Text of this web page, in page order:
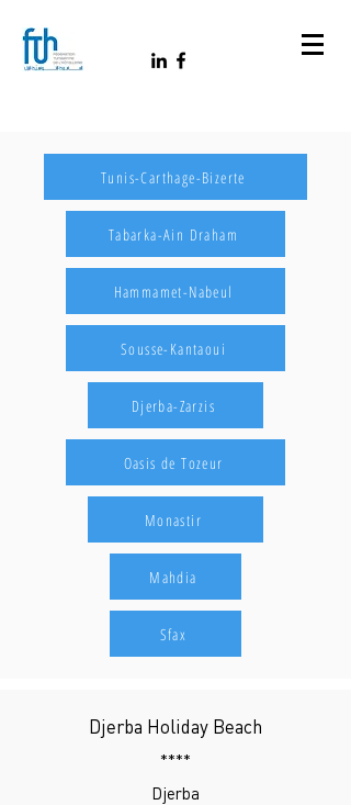
Tunis-Carthage-Bizerte
Tabarka-Ain Draham
Hammamet-Nabeul
Sousse-Kantaoui
Djerba-Zarzis
Oasis de Tozeur
Monastir
Mahdia
Sfax
Djerba Holiday Beach
****
Djerba